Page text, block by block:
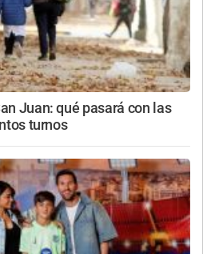
Juan: qué pasará con las
turnos